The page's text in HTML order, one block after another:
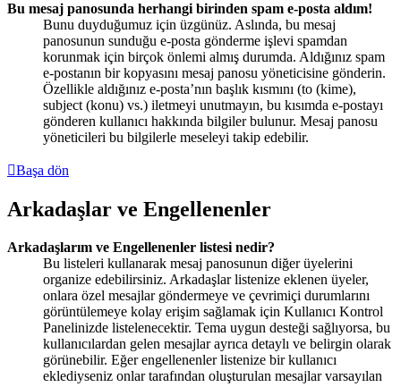
Bu mesaj panosunda herhangi birinden spam e-posta aldım!
Bunu duyduğumuz için üzgünüz. Aslında, bu mesaj
panosunun sunduğu e-posta gönderme işlevi spamdan
korunmak için birçok önlemi almış durumda. Aldığınız spam
e-postanın bir kopyasını mesaj panosu yöneticisine gönderin.
Özellikle aldığınız e-posta’nın başlık kısmını (to (kime),
subject (konu) vs.) iletmeyi unutmayın, bu kısımda e-postayı
gönderen kullanıcı hakkında bilgiler bulunur. Mesaj panosu
yöneticileri bu bilgilerle meseleyi takip edebilir.
Başa dön
Arkadaşlar ve Engellenenler
Arkadaşlarım ve Engellenenler listesi nedir?
Bu listeleri kullanarak mesaj panosunun diğer üyelerini
organize edebilirsiniz. Arkadaşlar listenize eklenen üyeler,
onlara özel mesajlar göndermeye ve çevrimiçi durumlarını
görüntülemeye kolay erişim sağlamak için Kullanıcı Kontrol
Panelinizde listelenecektir. Tema uygun desteği sağlıyorsa, bu
kullanıcılardan gelen mesajlar ayrıca detaylı ve belirgin olarak
görünebilir. Eğer engellenenler listenize bir kullanıcı
eklediyseniz onlar tarafından oluşturulan mesajlar varsayılan